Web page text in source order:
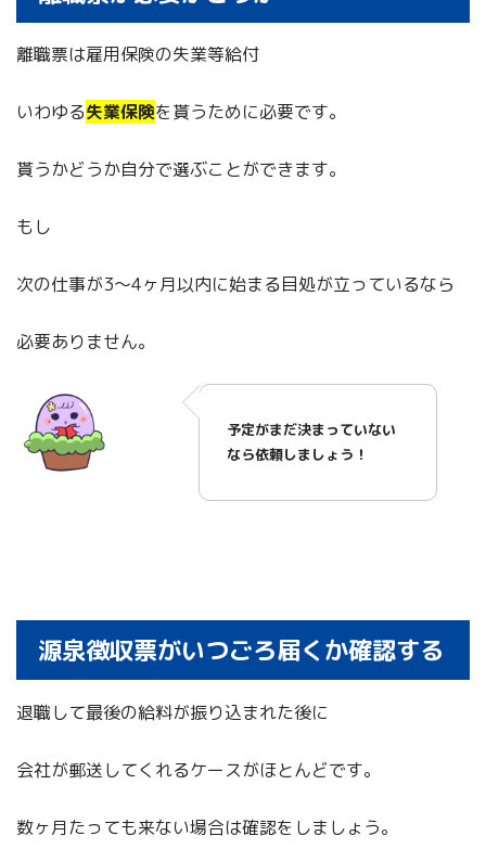
離職票は雇用保険の失業等給付
いわゆる失業保険を貰うために必要です。
貰うかどうか自分で選ぶことができます。
もし
次の仕事が3～4ヶ月以内に始まる目処が立っているなら
必要ありません。
予定がまだ決まっていない
なら依頼しましょう！
源泉徴収票がいつごろ届くか確認する
退職して最後の給料が振り込まれた後に
会社が郵送してくれるケースがほとんどです。
数ヶ月たっても来ない場合は確認をしましょう。